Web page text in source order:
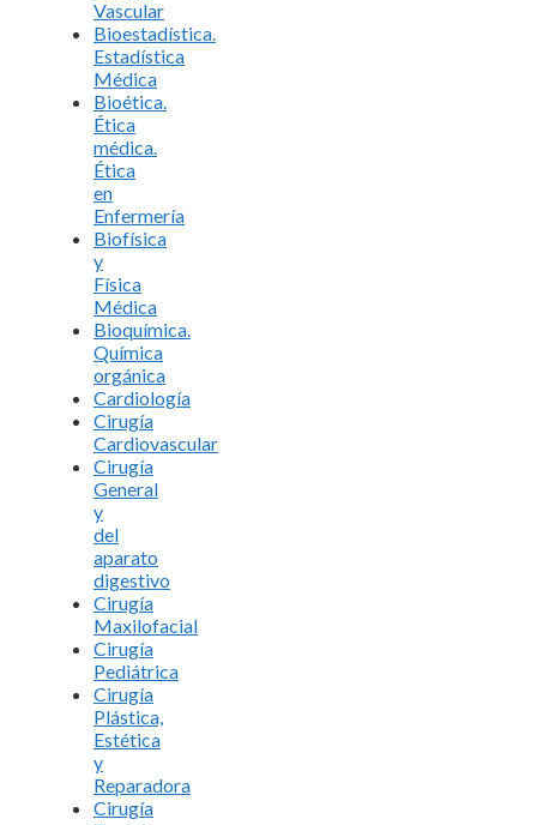
Vascular
Bioestadística.
Estadística
Médica
Bioética.
Ética
médica.
Ética
en
Enfermería
Biofísica
y
Física
Médica
Bioquímica.
Química
orgánica
Cardiología
Cirugía
Cardiovascular
Cirugía
General
y
del
aparato
digestivo
Cirugía
Maxilofacial
Cirugía
Pediátrica
Cirugía
Plástica,
Estética
y
Reparadora
Cirugía